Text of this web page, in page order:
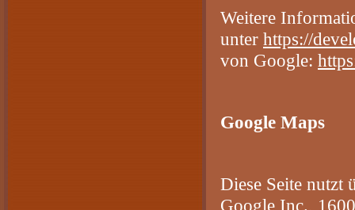
Weitere
unter https://
von Google:
Google Maps
Diese Seite nutzt
Google Inc.,